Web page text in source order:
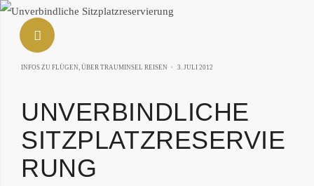
INFOS ZU FLÜGEN, ÜBER TRAUMINSEL REISEN 3. JULI 2012
2019
UNVERBINDLICHE
SITZPLATZRESERVIE
RUNG
VERBERGEN
SEITENLEISTE ANZEIGEN